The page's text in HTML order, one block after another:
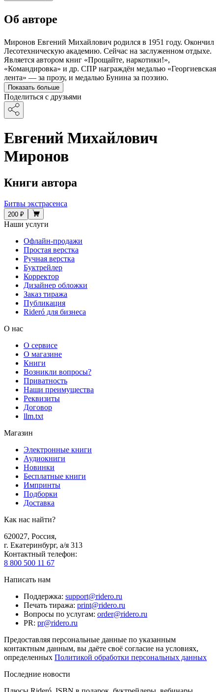
Об авторе
Миронов Евгений Михайлович родился в 1951 году. Окончил
Лесотехническую академию. Сейчас на заслуженном отдыхе.
Является автором книг «Прощайте, наркотики!»,
«Командировка» и др. СПР награждён медалью «Георгиевская
лента» — за прозу, и медалью Бунина за поэзию.
Показать больше
Поделиться с друзьями
Евгений Михайлович
Миронов
Книги автора
Битвы экстрасенса
200 ₽
Наши услуги
Офлайн-продажи
Простая верстка
Ручная верстка
Буктрейлер
Корректор
Дизайнер обложки
Заказ тиража
Публикация
Rideró для бизнеса
О нас
О сервисе
О магазине
Книги
Возникли вопросы?
Приватность
Наши преимущества
Реквизиты
Договор
llm.txt
Магазин
Электронные книги
Аудиокниги
Новинки
Бесплатные книги
Импринты
Подборки
Доставка
Как нас найти?
620027, Россия,
г. Екатеринбург, а/я 313
Контактный телефон:
8 800 500 11 67
Написать нам
Поддержка: support@ridero.ru
Печать тиража: print@ridero.ru
Вопросы по услугам: order@ridero.ru
PR: pr@ridero.ru
Предоставляя персональные данные по указанным
контактным данным, вы даёте своё согласие на условиях,
определенных Политикой обработки персональных данных
Последние новости